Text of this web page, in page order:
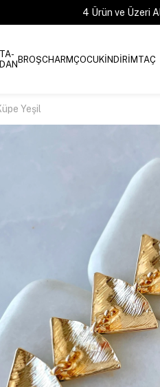
4 Ürün ve Üzeri
BROŞCHARMÇOCUKİNDİRİMTAÇ
Yeşil